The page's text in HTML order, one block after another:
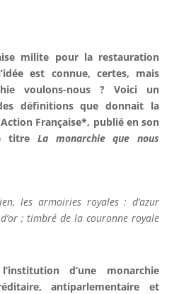
milite pour la restauration
est connue, certes, mais
voulons-nous ? Voici un
définitions que donnait la
Française*, publié en son
titre La monarchie que nous
les armoiries royales : d’azur
; timbré de la couronne royale
d’une monarchie
antiparlementaire et